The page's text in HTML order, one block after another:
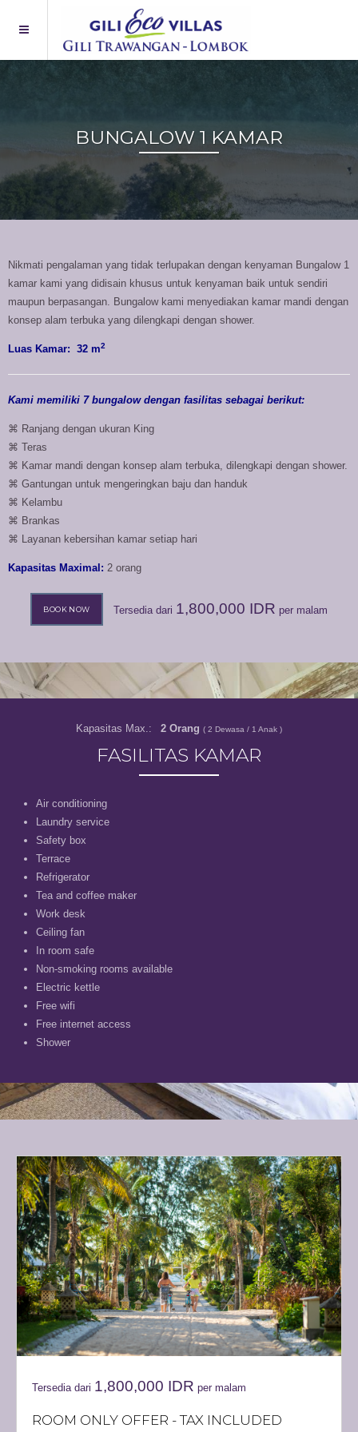
BUNGALOW 1 KAMAR
Nikmati pengalaman yang tidak terlupakan dengan kenyaman Bungalow 1
kamar kami yang didisain khusus untuk kenyaman baik untuk sendiri
maupun berpasangan. Bungalow kami menyediakan kamar mandi dengan
konsep alam terbuka yang dilengkapi dengan shower.
Luas Kamar: 32 m2
Kami memiliki 7 bungalow dengan fasilitas sebagai berikut:
⌘ Ranjang dengan ukuran King
⌘ Teras
⌘ Kamar mandi dengan konsep alam terbuka, dilengkapi dengan shower.
⌘ Gantungan untuk mengeringkan baju dan handuk
⌘ Kelambu
⌘ Brankas
⌘ Layanan kebersihan kamar setiap hari
Kapasitas Maximal: 2 orang
BOOK NOW Tersedia dari 1,800,000 IDR per malam
Kapasitas Max.: 2 Orang ( 2 Dewasa / 1 Anak)
FASILITAS KAMAR
Air conditioning
Laundry service
Safety box
Terrace
Refrigerator
Tea and coffee maker
Work desk
Ceiling fan
In room safe
Non-smoking rooms available
Electric kettle
Free wifi
Free internet access
Shower
Tersedia dari 1,800,000 IDR per malam
ROOM ONLY OFFER - TAX INCLUDED